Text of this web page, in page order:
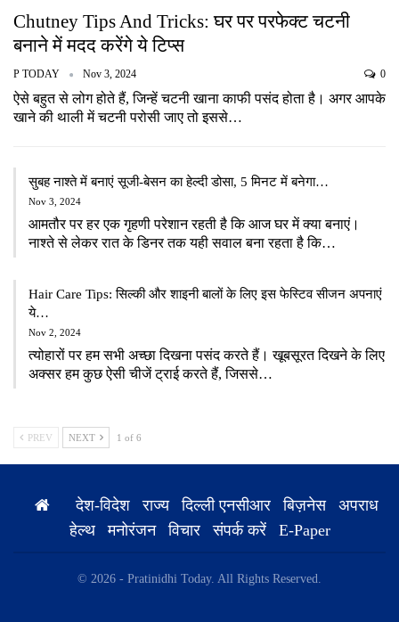
Chutney Tips And Tricks: घर पर परफेक्ट चटनी
बनाने में मदद करेंगे ये टिप्स
P TODAY Nov 3, 2024 0
ऐसे बहुत से लोग होते हैं, जिन्हें चटनी खाना काफी पसंद होता है। अगर आपके
खाने की थाली में चटनी परोसी जाए तो इससे…
सुबह नाश्ते में बनाएं सूजी-बेसन का हेल्दी डोसा, 5 मिनट में बनेगा…
Nov 3, 2024
आमतौर पर हर एक गृहणी परेशान रहती है कि आज घर में क्या बनाएं।
नाश्ते से लेकर रात के डिनर तक यही सवाल बना रहता है कि…
Hair Care Tips: सिल्की और शाइनी बालों के लिए इस फेस्टिव सीजन अपनाएं
ये…
Nov 2, 2024
त्योहारों पर हम सभी अच्छा दिखना पसंद करते हैं। खूबसूरत दिखने के लिए
अक्सर हम कुछ ऐसी चीजें ट्राई करते हैं, जिससे…
PREV NEXT 1 of 6
देश-विदेश राज्य दिल्ली एनसीआर बिज़नेस
अपराध
हेल्थ
मनोरंजन विचार संपर्क करें E-Paper
© 2026 - Pratinidhi Today. All Rights Reserved.